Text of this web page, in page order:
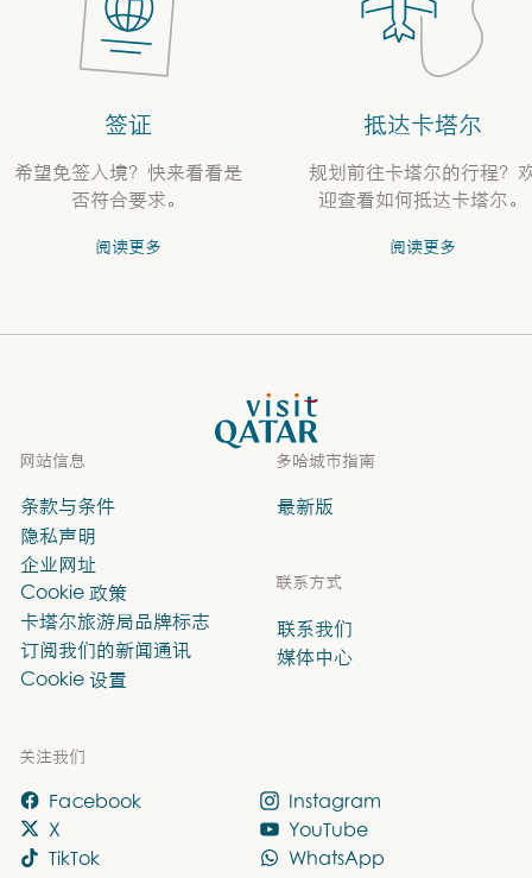
签证
希望免签入境？快来看看是
否符合要求。
阅读更多
抵达卡塔尔
规划前往卡塔尔的行程？
迎查看如何抵达卡塔尔。
阅读更多
VisitQatar 首页
多哈城市指南
最新版
关注我们
Facebook
Instagram
X
YouTube
TikTok
WhatsApp
联系方式
联系我们
媒体中心
网站信息
条款与条件
隐私声明
企业网址
Cookie 政策
卡塔尔旅游局品牌标志
订阅我们的新闻通讯
Cookie 设置